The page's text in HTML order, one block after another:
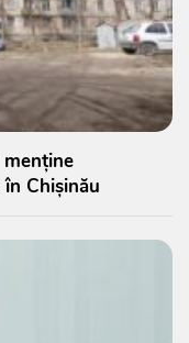
Chișinău